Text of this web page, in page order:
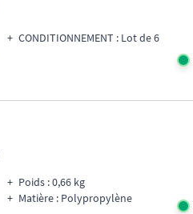
CONDITIONNEMENT : Lot de 6
Poids : 0,66 kg
Matière : Polypropylène